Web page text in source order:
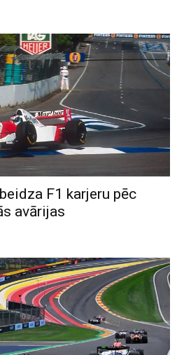
F1 karjeru pēc
avārijas